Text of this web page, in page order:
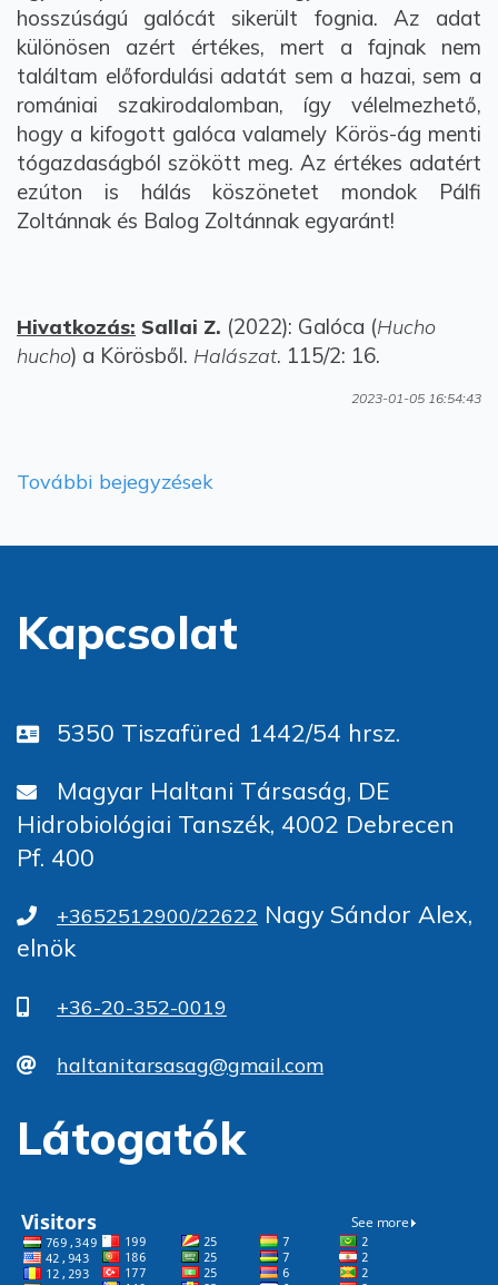
hosszúságú galócát sikerült fognia. Az adat
különösen azért értékes, mert a fajnak nem
találtam előfordulási adatát sem a hazai, sem a
romániai szakirodalomban, így vélelmezhető,
hogy a kifogott galóca valamely Körös-ág menti
tógazdaságból szökött meg. Az értékes adatért
ezúton is hálás köszönetet mondok Pálfi
Zoltánnak és Balog Zoltánnak egyaránt!
Hivatkozás: Sallai Z. (2022): Galóca (Hucho
hucho) a Körösből. Halászat. 115/2: 16.
2023-01-05 16:54:43
További bejegyzések
Kapcsolat
5350 Tiszafüred 1442/54 hrsz.
Magyar Haltani Társaság, DE
Hidrobiológiai Tanszék, 4002 Debrecen
Pf. 400
+3652512900/22622 Nagy Sándor Alex,
elnök
+36-20-352-0019
haltanitarsasag@gmail.com
Látogatók